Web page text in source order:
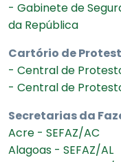
- Gabinete de
da República
Cartório de
- Central de
- Central de
Secretarias da
Acre - SEFAZ/AC
Alagoas - SEFAZ/AL